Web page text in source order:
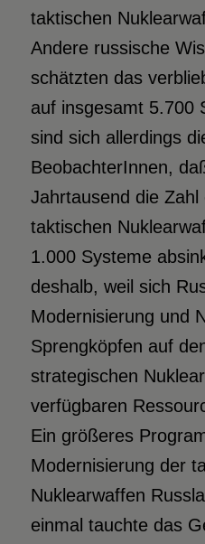
taktischen
Andere russische
schätzten das
auf insgesamt 5.700
sind sich allerdings
BeobachterInnen,
Jahrtausend die
taktischen
1.000 Systeme
deshalb, weil sich
Modernisierung und
Sprengköpfen auf
strategischen
verfügbaren
Ein größeres
Modernisierung der
Nuklearwaffen
einmal tauchte das